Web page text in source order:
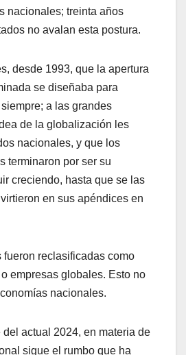
nacionales; treinta años
no avalan esta postura.
desde 1993, que la apertura
se diseñaba para
a las grandes
de la globalización les
nacionales, y que los
terminaron por ser su
creciendo, hasta que se las
en sus apéndices en
fueron reclasificadas como
empresas globales. Esto no
nacionales.
del actual 2024, en materia de
sigue el rumbo que ha